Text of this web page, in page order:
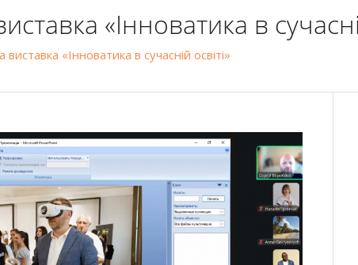
«Інноватика в
«Інноватика в сучасній освіті»